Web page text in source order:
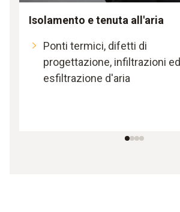
Isolamento e tenuta all'aria
Ponti termici, difetti di
progettazione, infiltrazioni ed
esfiltrazione d'aria